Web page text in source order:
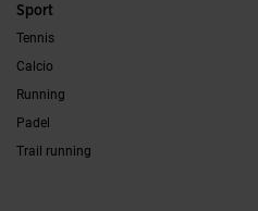
Sport
Tennis
Calcio
Running
Padel
Trail running